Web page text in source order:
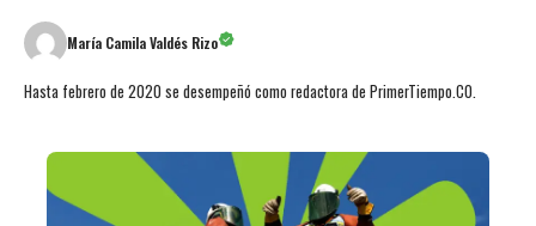
María Camila Valdés Rizo
Hasta febrero de 2020 se desempeñó como redactora de PrimerTiempo.CO.